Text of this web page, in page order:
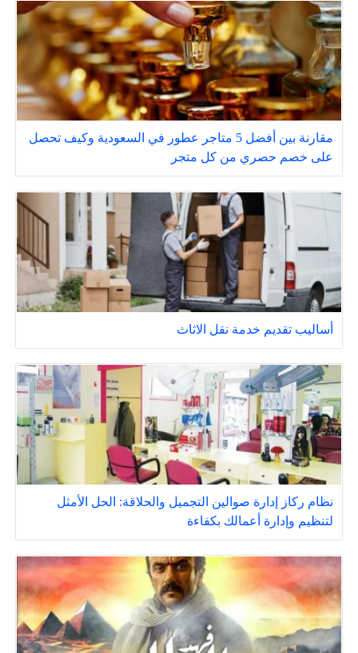
مقارنة بين أفضل 5 متاجر عطور في السعودية وكيف تحصل
على خصم حصري من كل متجر
أساليب تقديم خدمة نقل الاثاث
نظام ركاز إدارة صوالين التجميل والحلاقة: الحل الأمثل
لتنظيم وإدارة أعمالك بكفاءة